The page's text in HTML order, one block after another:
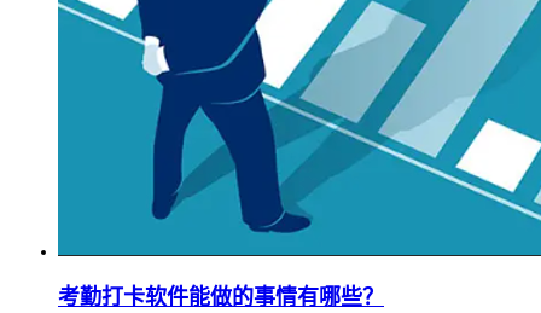
考勤打卡软件能做的事情有哪些？